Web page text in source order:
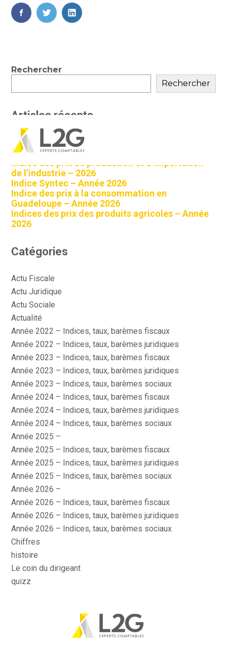
Aller
au
FaceBook
TwitterLinkedIn
Blog
Rechercher
Rechercher
Articles récents
Indice des prix à la consommation à La Réunion
– Année 2026
Indice des prix de production et d’importation
de l’industrie – 2026
Indice Syntec – Année 2026
Indice des prix à la consommation en
Guadeloupe – Année 2026
Indices des prix des produits agricoles – Année
2026
Catégories
Actu Fiscale
Actu Juridique
Actu Sociale
Actualité
Année 2022 – Indices, taux, barèmes fiscaux
Année 2022 – Indices, taux, barèmes juridiques
Année 2023 – Indices, taux, barèmes fiscaux
Année 2023 – Indices, taux, barèmes juridiques
Année 2023 – Indices, taux, barèmes sociaux
Année 2024 – Indices, taux, barèmes fiscaux
Année 2024 – Indices, taux, barèmes juridiques
Année 2024 – Indices, taux, barèmes sociaux
Année 2025 –
Année 2025 – Indices, taux, barèmes fiscaux
Année 2025 – Indices, taux, barèmes juridiques
Année 2025 – Indices, taux, barèmes sociaux
Année 2026 –
Année 2026 – Indices, taux, barèmes fiscaux
Année 2026 – Indices, taux, barèmes juridiques
Année 2026 – Indices, taux, barèmes sociaux
Chiffres
histoire
Le coin du dirigeant
quizz